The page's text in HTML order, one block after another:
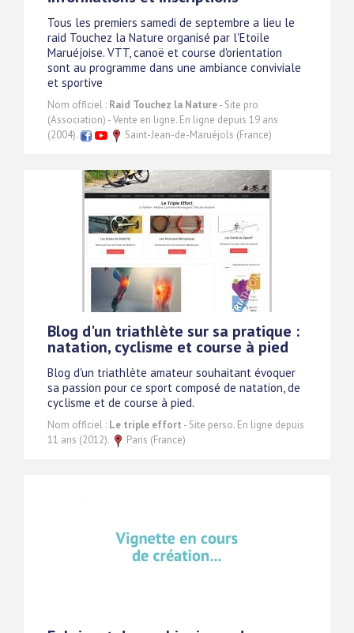
Tous les premiers samedi de septembre a lieu le
raid Touchez la Nature organisé par l'Etoile
Maruéjoise. VTT, canoë et course d'orientation
sont au programme dans une ambiance conviviale
et sportive
Nom officiel : Raid Touchez la Nature- Site pro
(Association) - Vente en ligne. En ligne depuis 19 ans
(2004).
Saint-Jean-de-Maruéjols (France)
Blog d'un triathlète sur sa pratique :
natation, cyclisme et course à pied
Blog d'un triathlète amateur souhaitant évoquer
sa passion pour ce sport composé de natation, de
cyclisme et de course à pied.
Nom officiel : Le triple effort - Site perso. En ligne depuis
11 ans (2012).
Paris (France)